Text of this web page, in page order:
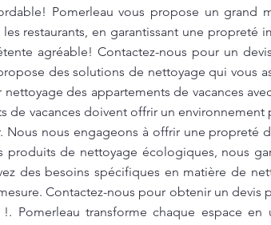
Pomerleau vous propose un grand
restaurants, en garantissant une propreté
agréable! Contactez-nous pour un
des solutions de nettoyage qui vous
des appartements de vacances
de vacances doivent offrir un
nous engageons à offrir une propreté
de nettoyage écologiques, nous
des besoins spécifiques en matière de
Contactez-nous pour obtenir un devis
Pomerleau transforme chaque espace